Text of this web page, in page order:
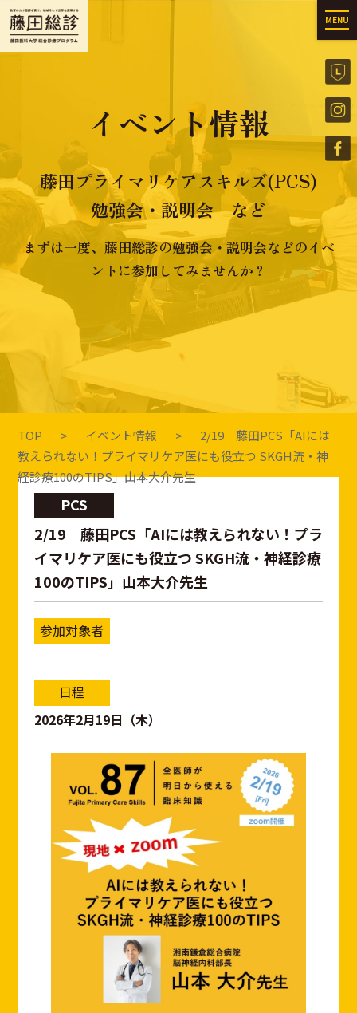
MENU
イベント情報
藤田プライマリケアスキルズ(PCS)
勉強会・説明会 など
まずは一度、藤田総診の勉強会・説明会などのイベ
ントに参加してみませんか？
TOP イベント情報
2/19 藤田PCS「AIには
教えられない！プライマリケア医にも役立つ SKGH流・神
経診療100のTIPS」山本大介先生
PCS
2/19 藤田PCS「AIには教えられない！プラ
イマリケア医にも役立つ SKGH流・神経診療
100のTIPS」山本大介先生
参加対象者
日程
2026年2月19日（木）